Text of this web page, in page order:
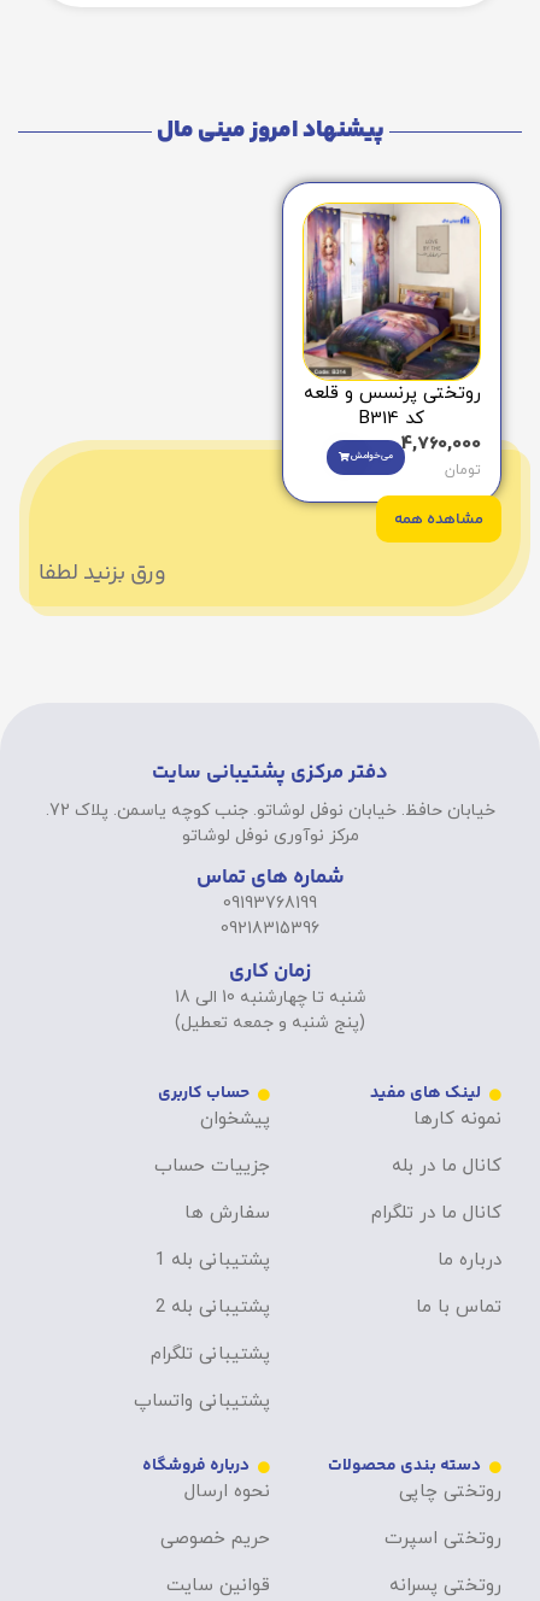
پیشنهاد امروز مینی مال
روتختی پرنسس و قلعه
کد B314
4,760,000
تومان
می‌خوامش
مشاهده همه
ورق بزنید لطفا
دفتر مرکزی پشتیبانی سایت
خیابان حافظ. خیابان نوفل لوشاتو. جنب کوچه یاسمن. پلاک 72.
مرکز نوآوری نوفل لوشاتو
شماره های تماس
09193768199
09218315396
زمان کاری
شنبه تا چهارشنبه 10 الی 18
(پنج شنبه و جمعه تعطیل)
لینک های مفید
نمونه کارها
کانال ما در بله
کانال ما در تلگرام
درباره ما
تماس با ما
حساب کاربری
پیشخوان
جزییات حساب
سفارش ها
پشتیبانی بله 1
پشتیبانی بله 2
پشتیبانی تلگرام
پشتیبانی واتساپ
دسته بندی محصولات
روتختی چاپی
روتختی اسپرت
روتختی پسرانه
درباره فروشگاه
نحوه ارسال
حریم خصوصی
قوانین سایت